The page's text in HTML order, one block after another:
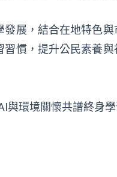
展，結合在地特色
慣，提升公民素養
與環境關懷共譜終身